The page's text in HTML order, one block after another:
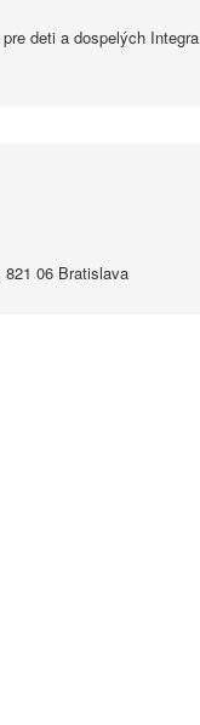
deti a dospelých Integra
06 Bratislava